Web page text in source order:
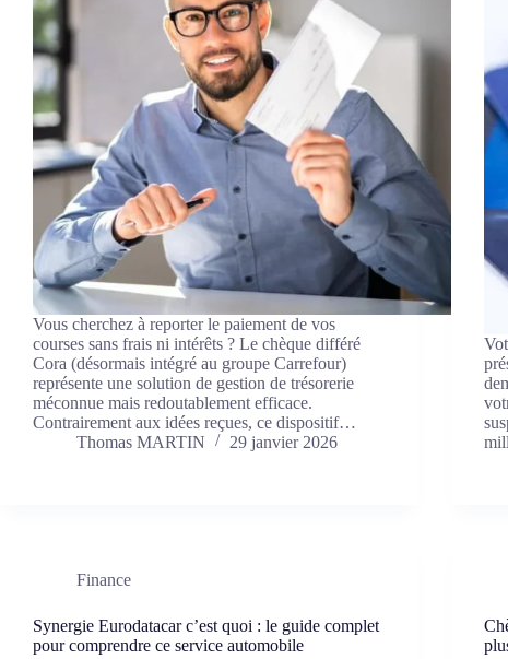
Vous cherchez à reporter le paiement de vos
courses sans frais ni intérêts ? Le chèque différé
Cora (désormais intégré au groupe Carrefour)
représente une solution de gestion de trésorerie
méconnue mais redoutablement efficace.
Contrairement aux idées reçues, ce dispositif…
Thomas MARTIN
29 janvier 2026
Finance
Synergie Eurodatacar c’est quoi : le guide complet
pour comprendre ce service automobile